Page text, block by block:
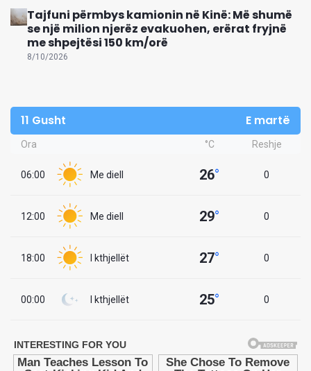
Tajfuni përmbys kamionin në Kinë: Më shumë
se një milion njerëz evakuohen, erërat fryjnë
me shpejtësi 150 km/orë
8/10/2026
11 Gusht E martë
Ora °C Reshje
06:00 Me diell 26° 0
12:00 Me diell 29° 0
18:00 I kthjellët 27° 0
00:00 I kthjellët 25° 0